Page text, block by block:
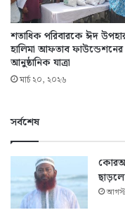
শতাধিক পরিবারকে ঈদ
হালিমা আফতাব ফাউন্ডেশনের
আনুষ্ঠানিক যাত্রা
মার্চ ২০, ২০২৬
সর্বশেষ